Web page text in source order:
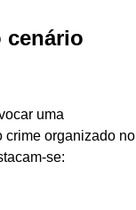
cenário
uma
crime organizado no
se: